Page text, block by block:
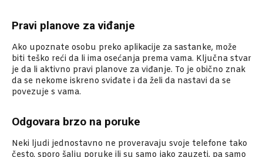
Pravi planove za viđanje
Ako upoznate osobu preko aplikacije za sastanke, može
biti teško reći da li ima osećanja prema vama. Ključna stvar
je da li aktivno pravi planove za viđanje. To je obično znak
da se nekome iskreno sviđate i da želi da nastavi da se
povezuje s vama.
Odgovara brzo na poruke
Neki ljudi jednostavno ne proveravaju svoje telefone tako